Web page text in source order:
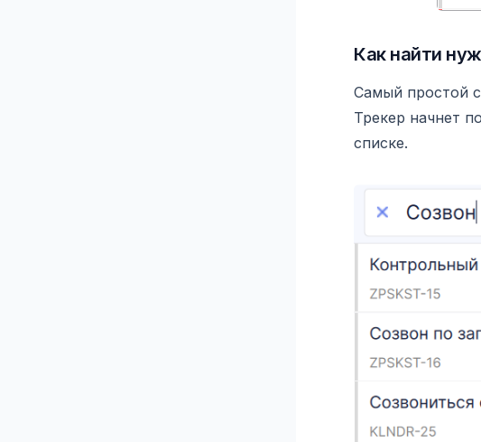
Как найти
Самый простой
Трекер начнет
списке.